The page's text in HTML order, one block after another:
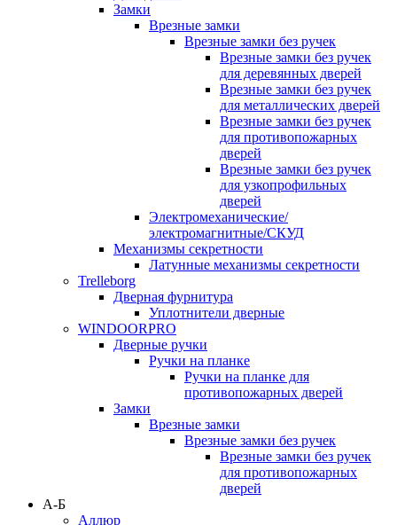
Замки
Врезные замки
Врезные замки без ручек
Врезные замки без ручек
для деревянных дверей
Врезные замки без ручек
для металлических дверей
Врезные замки без ручек
для противопожарных
дверей
Врезные замки без ручек
для узкопрофильных
дверей
Электромеханические/
электромагнитные/СКУД
Механизмы секретности
Латунные механизмы секретности
Trelleborg
Дверная фурнитура
Уплотнители дверные
WINDOORPRO
Дверные ручки
Ручки на планке
Ручки на планке для
противопожарных дверей
Замки
Врезные замки
Врезные замки без ручек
Врезные замки без ручек
для противопожарных
дверей
А-Б
Аллюр